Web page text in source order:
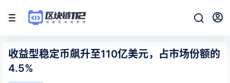
收益型稳定币飙升至110亿美元，占市场份额的
4.5%